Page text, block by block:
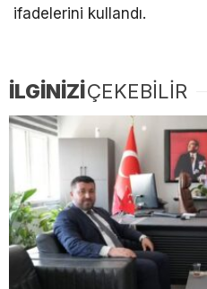
ifadelerini kullandı.
İLGİNİZİÇEKEBİLİR